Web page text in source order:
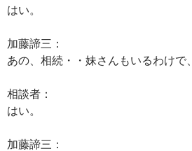
はい。
加藤諦三：
あの、相続・・妹さんもいるわけで、
相談者：
はい。
加藤諦三：